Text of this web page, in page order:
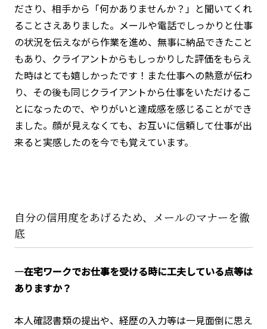
ださり、相手から「何かありませんか？」と聞いてくれ
ることさえありました。メールや電話でしっかりと仕事
の状況を伝えながら作業を進め、無事に納品できたこと
もあり、クライアントからもしっかりした評価をもらえ
た時はとても嬉しかったです！また仕事への熱意が伝わ
り、その後も同じクライアントから仕事をいただけるこ
とになったので、やりがいと達成感を感じることができ
ました。顔が見えなくても、お互いに信頼して仕事が出
来ると実感したのを今でも覚えています。
自分の信用度をあげるため、メールのマナーを徹
底
―在宅ワークでお仕事を受ける時に工夫している点等は
ありますか？
本人確認書類の提出や、経歴の入力等は一見面倒に思え